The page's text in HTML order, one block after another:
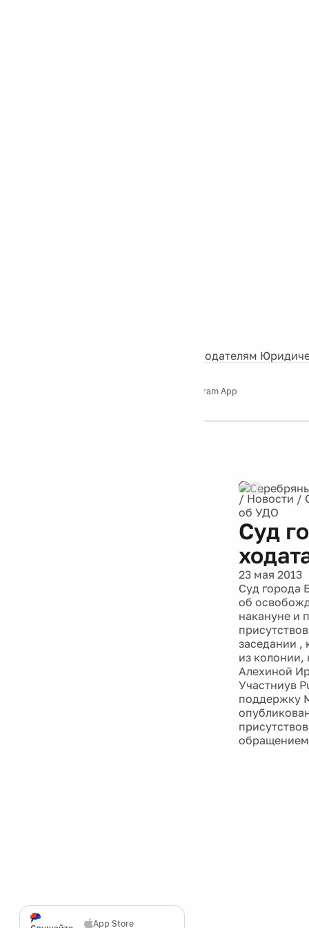
Рекламодателям
Telegram App
App Store
/ Новости /
об УДО
Суд
23 мая 2013
Суд города
об
накануне и
заседании ,
из колонии,
Алехиной
Участниув
поддержку
обращением